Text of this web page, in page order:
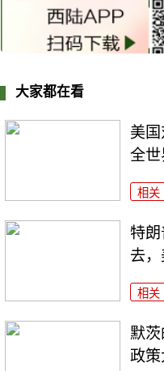
大家都在看
美国
全世
相关
特
去
相关
默茨
政策